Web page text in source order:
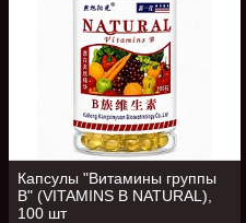
Капсулы "Витамины группы
В" (VITAMINS В NATURAL),
100 шт